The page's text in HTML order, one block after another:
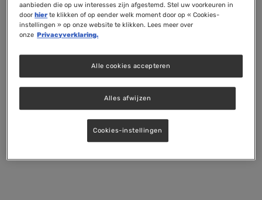
aanbieden die op uw interesses zijn afgestemd. Stel uw voorkeuren in
doorhierte klikken of op eender welk moment door op « Cookies-
instellingen » op onze website te klikken. Lees meer over
onze Privacyverklaring.
Alles afwijzen
Alle cookies accepteren
Cookies-instellingen